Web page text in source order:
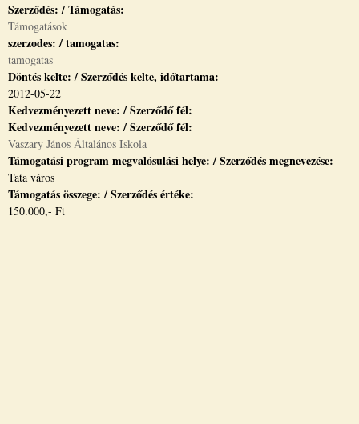
Szerződés: / Támogatás:
Támogatások
szerzodes: / tamogatas:
tamogatas
Döntés kelte: / Szerződés kelte, időtartama:
2012-05-22
Kedvezményezett neve: / Szerződő fél:
Kedvezményezett neve: / Szerződő fél:
Vaszary János Általános Iskola
Támogatási program megvalósulási helye: / Szerződés megnevezése:
Tata város
Támogatás összege: / Szerződés értéke:
150.000,- Ft